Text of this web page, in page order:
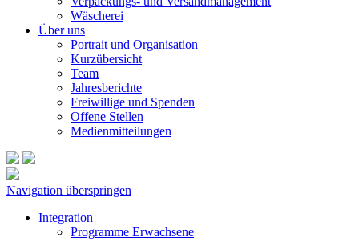
Wäscherei
Über uns
Portrait und Organisation
Kurzübersicht
Team
Jahresberichte
Freiwillige und Spenden
Offene Stellen
Medienmitteilungen
Navigation überspringen
Integration
Programme Erwachsene